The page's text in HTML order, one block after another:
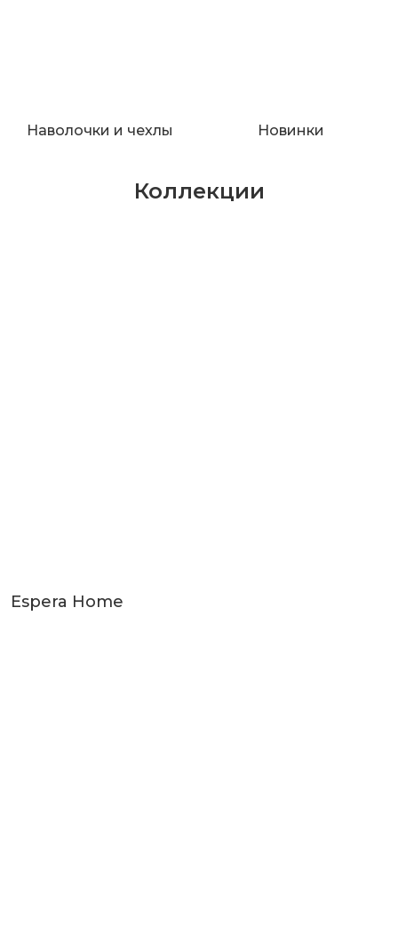
Наволочки и чехлы Новинки
Коллекции
Espera Home